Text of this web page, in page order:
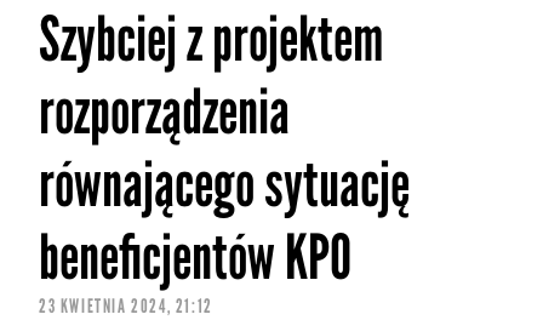
Szybciej z projektem
rozporządzenia
równającego sytuację
beneficjentów KPO
23 KWIETNIA 2024, 21:12